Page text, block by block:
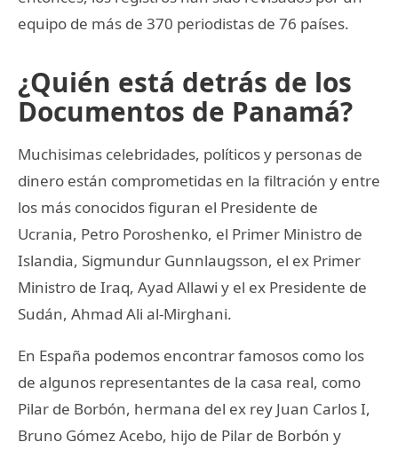
equipo de más de 370 periodistas de 76 países.
¿Quién está detrás de los
Documentos de Panamá?
Muchisimas celebridades, políticos y personas de
dinero están comprometidas en la filtración y entre
los más conocidos figuran el Presidente de
Ucrania, Petro Poroshenko, el Primer Ministro de
Islandia, Sigmundur Gunnlaugsson, el ex Primer
Ministro de Iraq, Ayad Allawi y el ex Presidente de
Sudán, Ahmad Ali al-Mirghani.
En España podemos encontrar famosos como los
de algunos representantes de la casa real, como
Pilar de Borbón, hermana del ex rey Juan Carlos I,
Bruno Gómez Acebo, hijo de Pilar de Borbón y